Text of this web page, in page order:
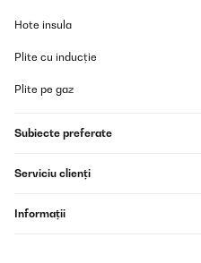
specifications list 48W. I
Amazon user
Hote insula
Plite cu inducție
Plite pe gaz
Subiecte preferate
Serviciu clienți
Informații